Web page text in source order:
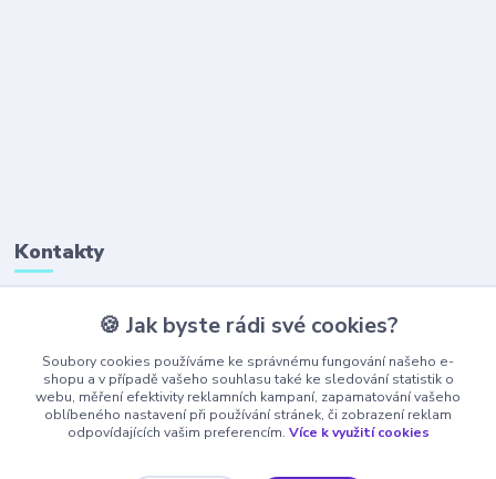
Kontakty
+420 777 323 641
(Po-Pá, 8-16 hod.)
obchod@ajaxshop.cz
🍪 Jak byste rádi své cookies?
Soubory cookies používáme ke správnému fungování našeho e-
shopu a v případě vašeho souhlasu také ke sledování statistik o
webu, měření efektivity reklamních kampaní, zapamatování vašeho
oblíbeného nastavení při používání stránek, či zobrazení reklam
odpovídajících vašim preferencím. Více k využití cookies